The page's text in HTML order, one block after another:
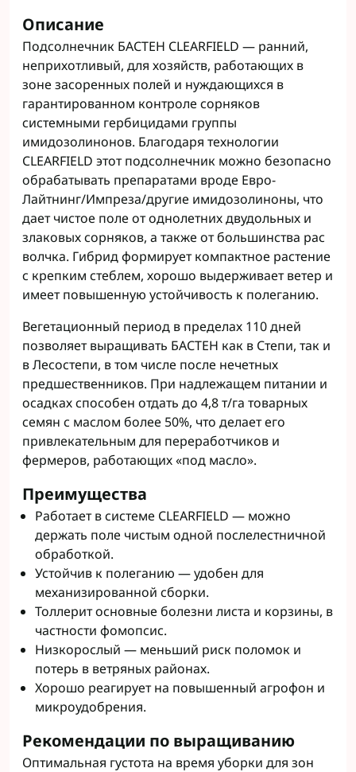
Описание
Подсолнечник БАСТЕН CLEARFIELD — ранний,
неприхотливый, для хозяйств, работающих в
зоне засоренных полей и нуждающихся в
гарантированном контроле сорняков
системными гербицидами группы
имидозолинонов. Благодаря технологии
CLEARFIELD этот подсолнечник можно безопасно
обрабатывать препаратами вроде Евро-
Лайтнинг/Импреза/другие имидозолиноны, что
дает чистое поле от однолетних двудольных и
злаковых сорняков, а также от большинства рас
волчка. Гибрид формирует компактное растение
с крепким стеблем, хорошо выдерживает ветер и
имеет повышенную устойчивость к полеганию.
Вегетационный период в пределах 110 дней
позволяет выращивать БАСТЕН как в Степи, так и
в Лесостепи, в том числе после нечетных
предшественников. При надлежащем питании и
осадках способен отдать до 4,8 т/га товарных
семян с маслом более 50%, что делает его
привлекательным для переработчиков и
фермеров, работающих «под масло».
Преимущества
Работает в системе CLEARFIELD — можно
держать поле чистым одной послелестничной
обработкой.
Устойчив к полеганию — удобен для
механизированной сборки.
Толлерит основные болезни листа и корзины, в
частности фомопсис.
Низкорослый — меньший риск поломок и
потерь в ветряных районах.
Хорошо реагирует на повышенный агрофон и
микроудобрения.
Рекомендации по выращиванию
Оптимальная густота на время уборки для зон